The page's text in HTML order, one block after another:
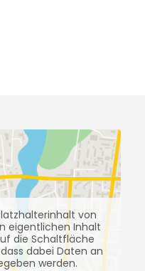
von
eigentlichen Inhalt
die Schaltfläche
dabei Daten an
werden.